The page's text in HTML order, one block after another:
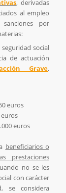
, derivadas
al empleo
por
social
de actuación
Grave,
euros
euros
euros
beneficiarios o
prestaciones
no se les
con carácter
se considera